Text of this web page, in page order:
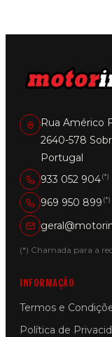
Rua Américo
2640-578
Portugal
933 052 904(*)
969 950 899 (*)
(*) Chamada para a
INFORMAÇÃO
Termos e
Política de